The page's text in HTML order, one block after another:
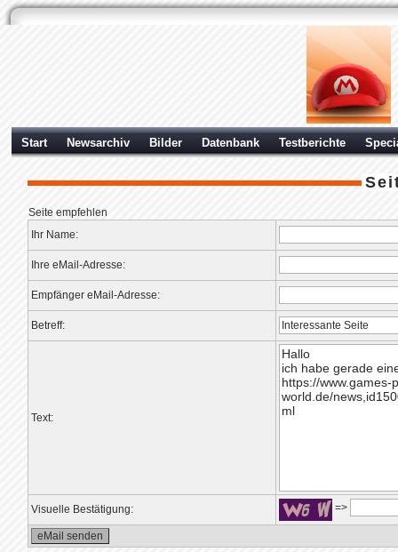
Start Newsarchiv Bilder Datenbank Testberichte
Seite empfehlen
Ihr Name:
Ihre eMail-Adresse:
Empfänger eMail-Adresse:
Betreff:
Text:
Visuelle Bestätigung: =>